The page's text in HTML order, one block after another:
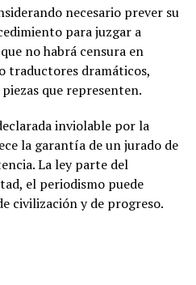
necesario prever su
para juzgar a
no habrá censura en
traductores dramáticos,
que representen.
inviolable por la
la garantía de un jurado de
La ley parte del
el periodismo puede
civilización y de progreso.